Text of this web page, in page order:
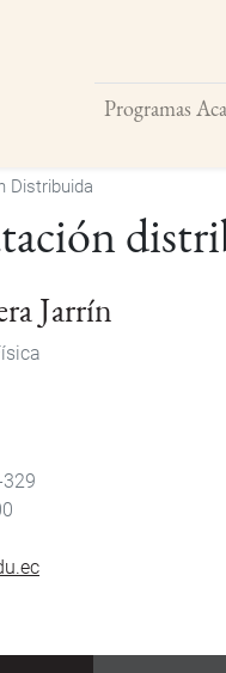
Programas
Buscar
Distribuida
Jarrín
329